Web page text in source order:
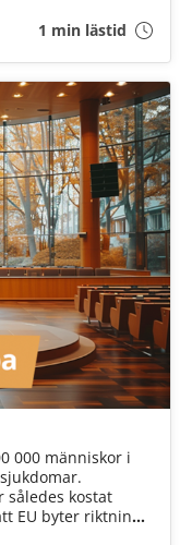
för sitt val. För
1 min lästid
000 människor i
således kostat
EU byter riktning